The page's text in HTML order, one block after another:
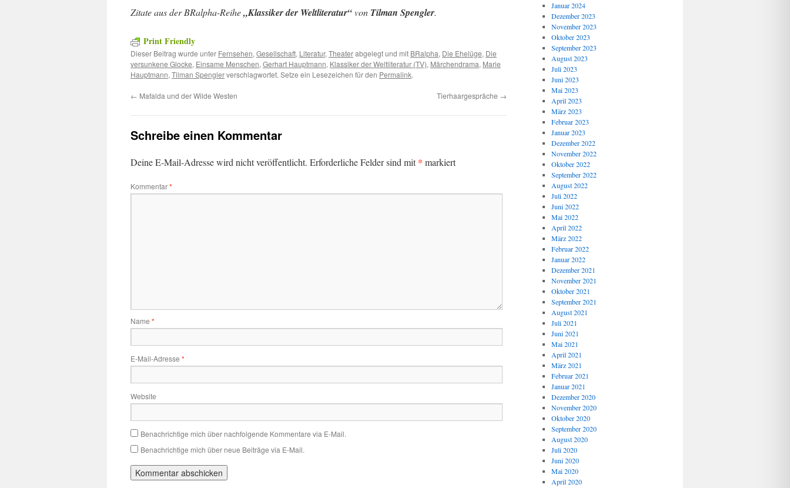
Zitate aus der BRalpha-Reihe„Klassiker der Weltliteratur“von Tilman Spengler.
Print Friendly
Dieser Beitrag wurde unter Fernsehen, Gesellschaft, Literatur, Theaterabgelegt und mit BRalpha, Die Ehelüge, Die
versunkene Glocke, Einsame Menschen, Gerhart Hauptmann, Klassiker der Weltliteratur (TV), Märchendrama, Marie
Hauptmann, Tilman Spenglerverschlagwortet. Setze ein Lesezeichen für den Permalink.
← Mafalda und der Wilde Westen Tierhaargespräche →
Schreibe einen Kommentar
Deine E-Mail-Adresse wird nicht veröffentlicht. Erforderliche Felder sind mit* markiert
Kommentar*
Name *
E-Mail-Adresse *
Website
Benachrichtige mich über nachfolgende Kommentare via E-Mail.
Benachrichtige mich über neue Beiträge via E-Mail.
Januar 2024
Dezember 2023
November 2023
Oktober 2023
September 2023
August 2023
Juli 2023
Juni 2023
Mai 2023
April 2023
März 2023
Februar 2023
Januar 2023
Dezember 2022
November 2022
Oktober 2022
September 2022
August 2022
Juli 2022
Juni 2022
Mai 2022
April 2022
März 2022
Februar 2022
Januar 2022
Dezember 2021
November 2021
Oktober 2021
September 2021
August 2021
Juli 2021
Juni 2021
Mai 2021
April 2021
März 2021
Februar 2021
Januar 2021
Dezember 2020
November 2020
Oktober 2020
September 2020
August 2020
Juli 2020
Juni 2020
Mai 2020
April 2020